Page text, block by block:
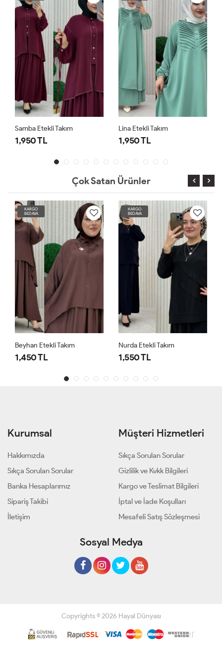
Samba Etekli Takım
1,950 TL
Lina Etekli Takım
1,950 TL
Çok Satan Ürünler
KARGO
BEDAVA
Beyhan Etekli Takım
1,450 TL
KARGO
BEDAVA
Nurda Etekli Takım
1,550 TL
Kurumsal
Hakkımızda
Sıkça Sorulan Sorular
Banka Hesaplarımız
Sipariş Takibi
İletişim
Müşteri Hizmetleri
Sıkça Sorulan Sorular
Gizlilik ve Kvkk Bilgileri
Kargo ve Teslimat Bilgileri
İptal ve İade Koşulları
Mesafeli Satış Sözleşmesi
Sosyal Medya
Copyrights © 2026 Hayal Dünyası